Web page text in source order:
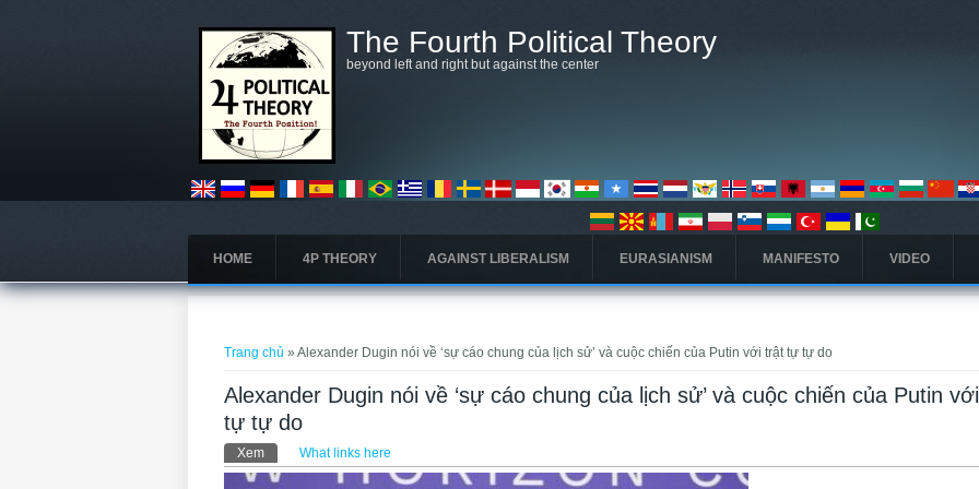
The Fourth Political Theory
beyond left and right but against the center
HOME 4P THEORY AGAINST LIBERALISM EURASIANISM MANIFESTO VIDEO
Trang chủ » Alexander Dugin nói về ‘sự cáo chung của lịch sử’ và cuộc chiến của Putin với trật tự tự do
Alexander Dugin nói về ‘sự cáo chung của lịch sử’ và cuộc chiến của Putin
tự tự do
Tab chính
Xem (tab hoạt động)
What links here